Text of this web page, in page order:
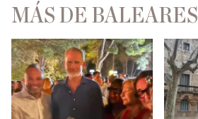
MÁS DE BALEARES